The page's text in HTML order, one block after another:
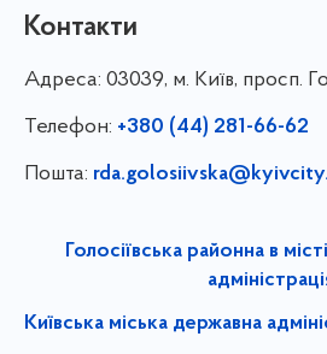
Контакти
Адреса: 03039, м. Київ, просп.
Телефон: +380 (44) 281-66-62
Пошта:
Голосіївська районна в
Київська міська державна